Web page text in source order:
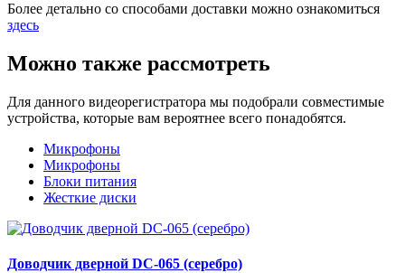
Более детально со способами доставки можно ознакомиться
здесь
Можно также рассмотреть
Для данного видеорегистратора мы подобрали совместимые
устройства, которые вам вероятнее всего понадобятся.
Микрофоны
Микрофоны
Блоки питания
Жесткие диски
Доводчик дверной DC-065 (серебро)